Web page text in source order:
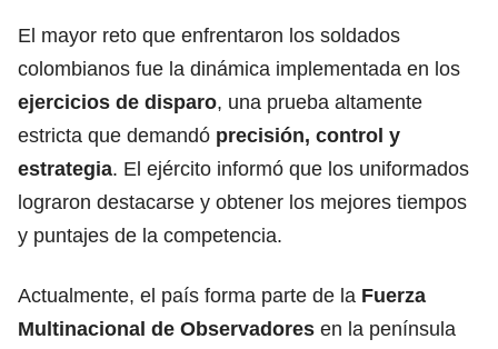
El mayor reto que enfrentaron los soldados
colombianos fue la dinámica implementada en los
ejercicios de disparo, una prueba altamente
estricta que demandó precisión, control y
estrategia. El ejército informó que los uniformados
lograron destacarse y obtener los mejores tiempos
y puntajes de la competencia.
Actualmente, el país forma parte de la Fuerza
Multinacional de Observadores en la península